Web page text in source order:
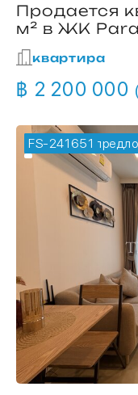
Продается
м² в ЖК
квартира
฿ 2 200 000
FS-241651
🔥 горячее